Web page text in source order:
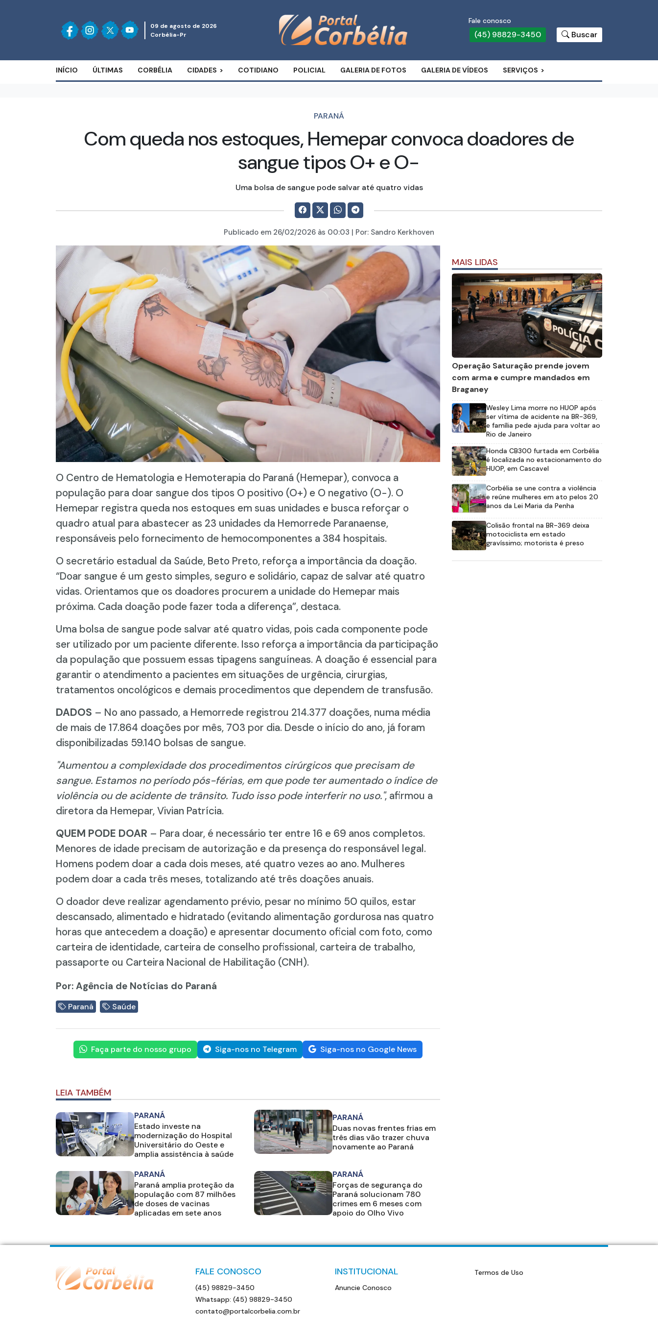
09 de agosto de 2026
Corbélia-Pr
Fale conosco
(45) 98829-3450 Buscar
INÍCIO ÚLTIMAS CORBÉLIA CIDADES COTIDIANO POLICIAL GALERIA DE FOTOS GALERIA DE VÍDEOS SERVIÇOS
PARANÁ
Com queda nos estoques, Hemepar convoca doadores de
sangue tipos O+ e O-
Uma bolsa de sangue pode salvar até quatro vidas
Publicado em 26/02/2026 às 00:03 | Por: Sandro Kerkhoven
O Centro de Hematologia e Hemoterapia do Paraná (Hemepar), convoca a
população para doar sangue dos tipos O positivo (O+) e O negativo (O-). O
Hemepar registra queda nos estoques em suas unidades e busca reforçar o
quadro atual para abastecer as 23 unidades da Hemorrede Paranaense,
responsáveis pelo fornecimento de hemocomponentes a 384 hospitais.
O secretário estadual da Saúde, Beto Preto, reforça a importância da doação.
“Doar sangue é um gesto simples, seguro e solidário, capaz de salvar até quatro
vidas. Orientamos que os doadores procurem a unidade do Hemepar mais
próxima. Cada doação pode fazer toda a diferença”, destaca.
Uma bolsa de sangue pode salvar até quatro vidas, pois cada componente pode
ser utilizado por um paciente diferente. Isso reforça a importância da participação
da população que possuem essas tipagens sanguíneas. A doação é essencial para
garantir o atendimento a pacientes em situações de urgência, cirurgias,
tratamentos oncológicos e demais procedimentos que dependem de transfusão.
DADOS – No ano passado, a Hemorrede registrou 214.377 doações, numa média
de mais de 17.864 doações por mês, 703 por dia. Desde o início do ano, já foram
disponibilizadas 59.140 bolsas de sangue.
"Aumentou a complexidade dos procedimentos cirúrgicos que precisam de
sangue. Estamos no período pós-férias, em que pode ter aumentado o índice de
violência ou de acidente de trânsito. Tudo isso pode interferir no uso.", afirmou a
diretora da Hemepar, Vivian Patrícia.
QUEM PODE DOAR – Para doar, é necessário ter entre 16 e 69 anos completos.
Menores de idade precisam de autorização e da presença do responsável legal.
Homens podem doar a cada dois meses, até quatro vezes ao ano. Mulheres
podem doar a cada três meses, totalizando até três doações anuais.
O doador deve realizar agendamento prévio, pesar no mínimo 50 quilos, estar
descansado, alimentado e hidratado (evitando alimentação gordurosa nas quatro
horas que antecedem a doação) e apresentar documento oficial com foto, como
carteira de identidade, carteira de conselho profissional, carteira de trabalho,
passaporte ou Carteira Nacional de Habilitação (CNH).
Por: Agência de Notícias do Paraná
Paraná Saúde
Faça parte do nosso grupo Siga-nos no Telegram Siga-nos no Google News
LEIA TAMBÉM
PARANÁ
Estado investe na
modernização do Hospital
Universitário do Oeste e
amplia assistência à saúde
PARANÁ
Duas novas frentes frias em
três dias vão trazer chuva
novamente ao Paraná
PARANÁ
Paraná amplia proteção da
população com 87 milhões
de doses de vacinas
aplicadas em sete anos
PARANÁ
Forças de segurança do
Paraná solucionam 780
crimes em 6 meses com
apoio do Olho Vivo
MAIS LIDAS
Operação Saturação prende jovem
com arma e cumpre mandados em
Braganey
Wesley Lima morre no HUOP após
ser vítima de acidente na BR-369,
e família pede ajuda para voltar ao
Rio de Janeiro
Honda CB300 furtada em Corbélia
é localizada no estacionamento do
HUOP, em Cascavel
Corbélia se une contra a violência
e reúne mulheres em ato pelos 20
anos da Lei Maria da Penha
Colisão frontal na BR-369 deixa
motociclista em estado
gravíssimo; motorista é preso
FALE CONOSCO
(45) 98829-3450
Whatsapp: (45) 98829-3450
contato@portalcorbelia.com.br
INSTITUCIONAL
Anuncie Conosco
Termos de Uso